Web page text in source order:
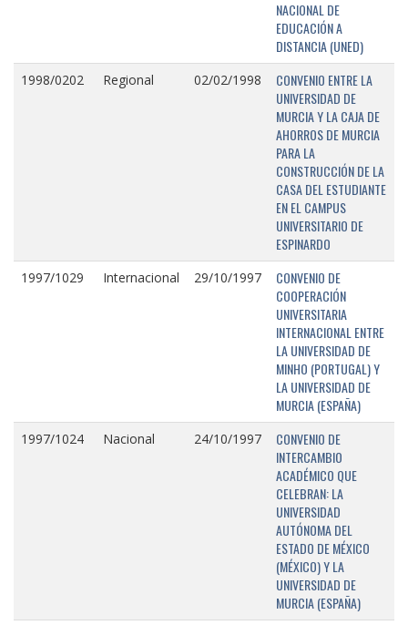
NACIONAL DE
EDUCACIÓN A
DISTANCIA (UNED)
1998/0202 Regional 02/02/1998
CONVENIO ENTRE LA
UNIVERSIDAD DE
MURCIA Y LA CAJA DE
AHORROS DE MURCIA
PARA LA
CONSTRUCCIÓN DE LA
CASA DEL ESTUDIANTE
EN EL CAMPUS
UNIVERSITARIO DE
ESPINARDO
1997/1029 Internacional 29/10/1997
CONVENIO DE
COOPERACIÓN
UNIVERSITARIA
INTERNACIONAL ENTRE
LA UNIVERSIDAD DE
MINHO (PORTUGAL) Y
LA UNIVERSIDAD DE
MURCIA (ESPAÑA)
1997/1024 Nacional 24/10/1997
CONVENIO DE
INTERCAMBIO
ACADÉMICO QUE
CELEBRAN: LA
UNIVERSIDAD
AUTÓNOMA DEL
ESTADO DE MÉXICO
(MÉXICO) Y LA
UNIVERSIDAD DE
MURCIA (ESPAÑA)